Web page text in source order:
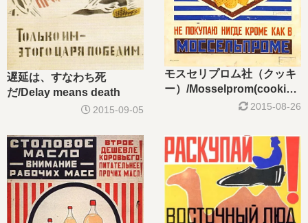
遅延は、すなわち死
だ/Delay means death
2015-09-05
モスセリプロム社（クッキ
ー）/Mosselprom(cookies
2015-08-26